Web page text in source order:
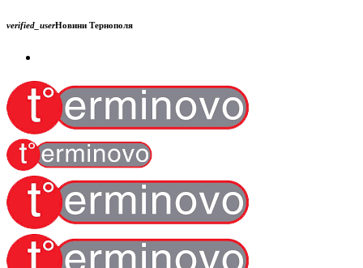
verified_userНовини Тернополя